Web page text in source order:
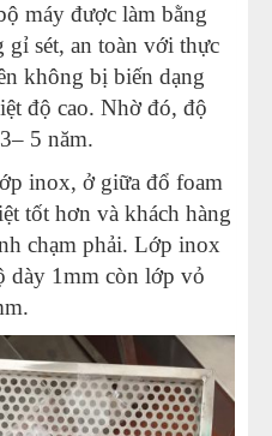
máy được làm bằng
sét, an toàn với thực
không bị biến dạng
độ cao. Nhờ đó, độ
5 năm.
inox, ở giữa đổ foam
tốt hơn và khách hàng
chạm phải. Lớp inox
dày 1mm còn lớp vỏ